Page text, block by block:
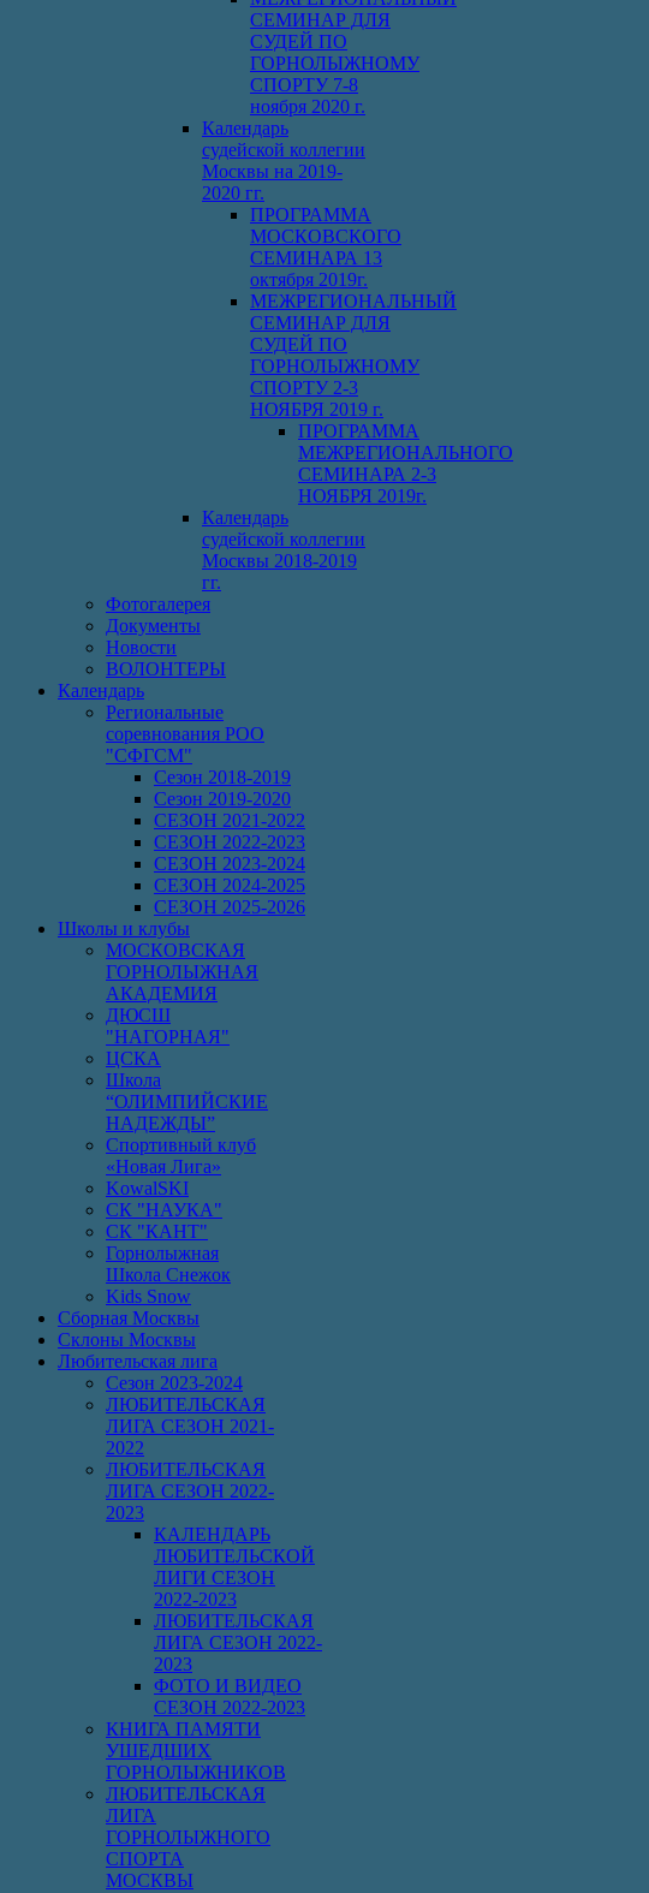
СЕМИНАР ДЛЯ
СУДЕЙ ПО
ГОРНОЛЫЖНОМУ
СПОРТУ 7-8
ноября 2020 г.
Календарь
судейской коллегии
Москвы на 2019-
2020 гг.
ПРОГРАММА
МОСКОВСКОГО
СЕМИНАРА 13
октября 2019г.
МЕЖРЕГИОНАЛЬНЫЙ
СЕМИНАР ДЛЯ
СУДЕЙ ПО
ГОРНОЛЫЖНОМУ
СПОРТУ 2-3
НОЯБРЯ 2019 г.
ПРОГРАММА
МЕЖРЕГИОНАЛЬНОГО
СЕМИНАРА 2-3
НОЯБРЯ 2019г.
Календарь
судейской коллегии
Москвы 2018-2019
гг.
Фотогалерея
Документы
Новости
ВОЛОНТЕРЫ
Календарь
Региональные
соревнования РОО
"СФГСМ"
Сезон 2018-2019
Сезон 2019-2020
СЕЗОН 2021-2022
СЕЗОН 2022-2023
СЕЗОН 2023-2024
СЕЗОН 2024-2025
СЕЗОН 2025-2026
Школы и клубы
МОСКОВСКАЯ
ГОРНОЛЫЖНАЯ
АКАДЕМИЯ
ДЮСШ
"НАГОРНАЯ"
ЦСКА
Школа
“ОЛИМПИЙСКИЕ
НАДЕЖДЫ”
Спортивный клуб
«Новая Лига»
KowalSKI
СК "НАУКА"
СК "КАНТ"
Горнолыжная
Школа Снежок
Kids Snow
Сборная Москвы
Склоны Москвы
Любительская лига
Сезон 2023-2024
ЛЮБИТЕЛЬСКАЯ
ЛИГА СЕЗОН 2021-
2022
ЛЮБИТЕЛЬСКАЯ
ЛИГА СЕЗОН 2022-
2023
КАЛЕНДАРЬ
ЛЮБИТЕЛЬСКОЙ
ЛИГИ СЕЗОН
2022-2023
ЛЮБИТЕЛЬСКАЯ
ЛИГА СЕЗОН 2022-
2023
ФОТО И ВИДЕО
СЕЗОН 2022-2023
КНИГА ПАМЯТИ
УШЕДШИХ
ГОРНОЛЫЖНИКОВ
ЛЮБИТЕЛЬСКАЯ
ЛИГА
ГОРНОЛЫЖНОГО
СПОРТА
МОСКВЫ